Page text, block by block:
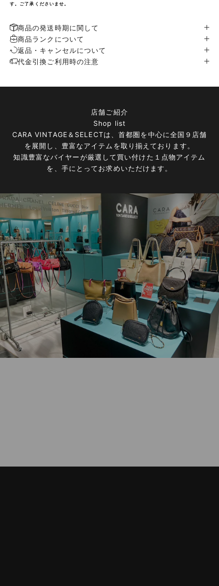
す。ご了承くださいませ。
商品の発送時期に関して
商品ランクについて
返品・キャンセルについて
代金引換ご利用時の注意
店舗ご紹介
Shop list
CARA VINTAGE＆SELECTは、首都圏を中心に全国９店舗
を展開し、豊富なアイテムを取り揃えております。
知識豊富なバイヤーが厳選して買い付けた１点物アイテム
を、手にとってお求めいただけます。